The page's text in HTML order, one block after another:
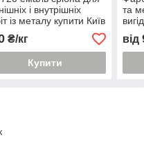
і внутрішніх
із металу купити Київ
₴/кг
Купити
та
від